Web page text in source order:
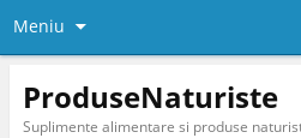
Meniu
ProduseNaturiste
Suplimente alimentare si produse